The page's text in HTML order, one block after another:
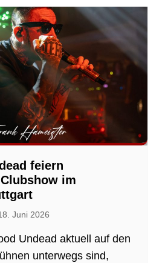
feiern
im
Juni 2026
Undead aktuell auf den
unterwegs sind,